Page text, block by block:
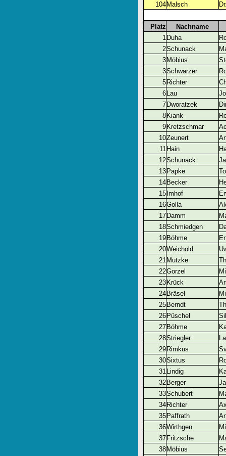
104 Malsch
Platz
Nachname
1 Duha
2Schunack
3 Möbius
3Schwarzer
5 Richter
6 Lau
7 Dworatzek
8 Kiank
9 Kretzschmar
10Zeunert
11 Hain
12Schunack
13 Papke
14 Becker
15 Imhof
16Golla
17 Damm
18Schmiedgen
19 Böhme
20Weichold
21 Mutzke
22Gorzel
23 Krück
24 Bräsel
25 Berndt
26 Püschel
27 Böhme
28Striegler
29 Rimkus
30Sixtus
31 Lindig
32 Berger
33Schubert
34 Richter
35 Paffrath
36Wirthgen
37 Fritzsche
38 Möbius